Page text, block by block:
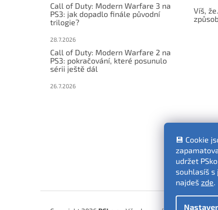
💾 Cookie
udržet
souhlasíš s
najdeš zde.
Call of Duty: Modern Warfare 3 na
PS3: jak dopadlo finále původní
trilogie?
28.7.2026
Call of Duty: Modern Warfare 2 na
PS3: pokračování, které posunulo
sérii ještě dál
26.7.2026
Víš,